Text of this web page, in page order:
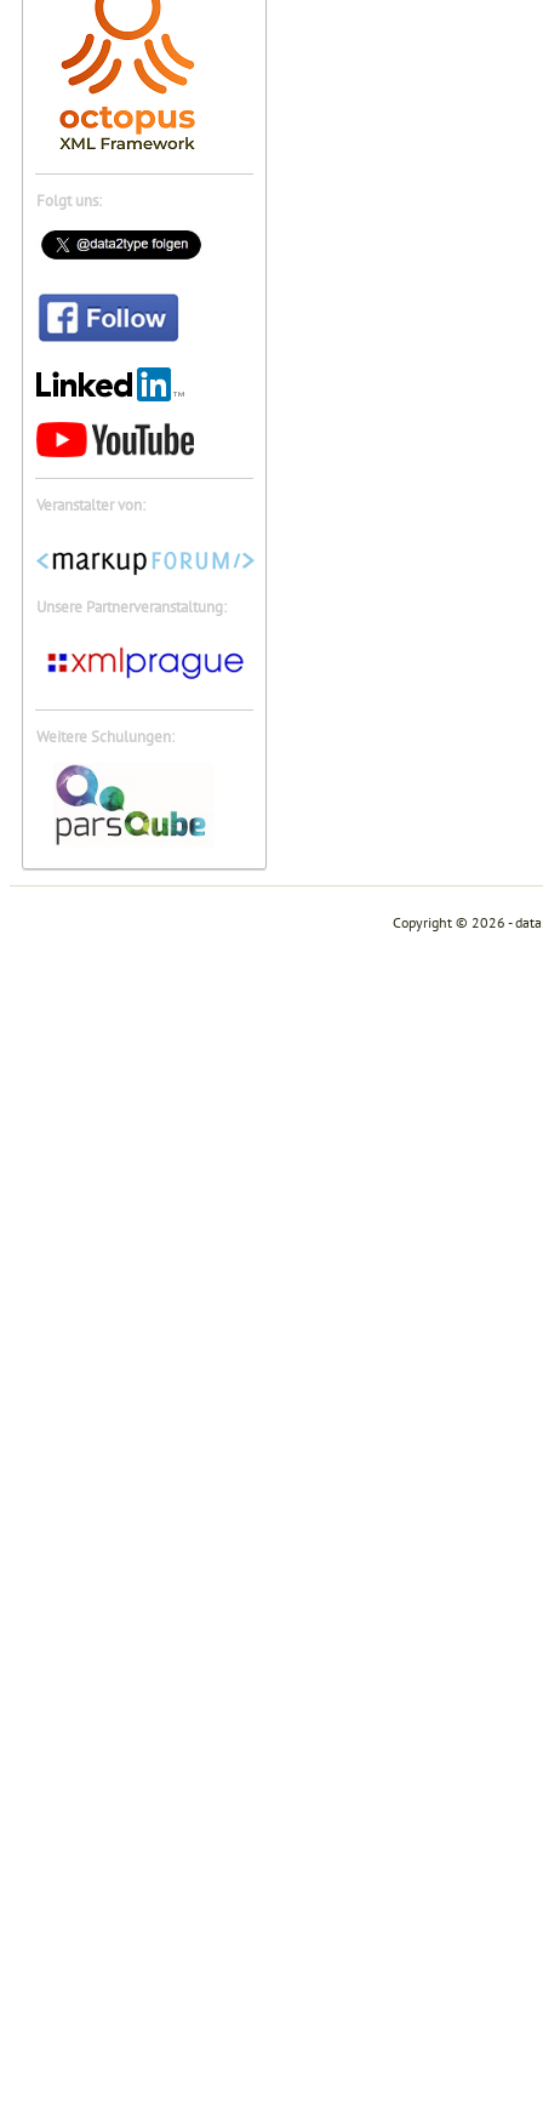
Folgt uns:
Veranstalter von:
Unsere Partnerveranstaltung:
Weitere Schulungen:
Copyright © 2026 -